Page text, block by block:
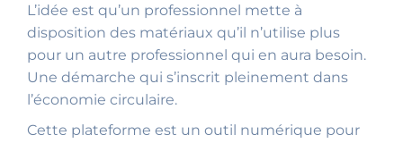
L’idée est qu’un professionnel mette à
disposition des matériaux qu’il n’utilise plus
pour un autre professionnel qui en aura besoin.
Une démarche qui s’inscrit pleinement dans
l’économie circulaire.
Cette plateforme est un outil numérique pour